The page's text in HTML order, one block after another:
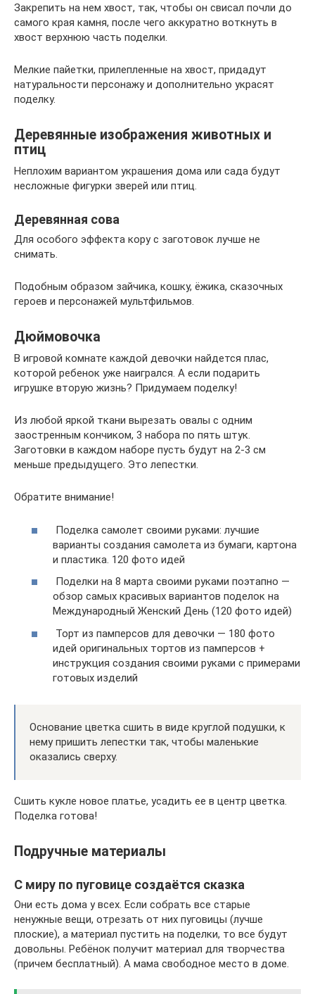
Закрепить на нем хвост, так, чтобы он свисал почли до
самого края камня, после чего аккуратно воткнуть в
хвост верхнюю часть поделки.
Мелкие пайетки, прилепленные на хвост, придадут
натуральности персонажу и дополнительно украсят
поделку.
Деревянные изображения животных и
птиц
Неплохим вариантом украшения дома или сада будут
несложные фигурки зверей или птиц.
Деревянная сова
Для особого эффекта кору с заготовок лучше не
снимать.
Подобным образом зайчика, кошку, ёжика, сказочных
героев и персонажей мультфильмов.
Дюймовочка
В игровой комнате каждой девочки найдется плас,
которой ребенок уже наигрался. А если подарить
игрушке вторую жизнь? Придумаем поделку!
Из любой яркой ткани вырезать овалы с одним
заостренным кончиком, 3 набора по пять штук.
Заготовки в каждом наборе пусть будут на 2-3 см
меньше предыдущего. Это лепестки.
Обратите внимание!
Поделка самолет своими руками: лучшие
варианты создания самолета из бумаги, картона
и пластика. 120 фото идей
Поделки на 8 марта своими руками поэтапно —
обзор самых красивых вариантов поделок на
Международный Женский День (120 фото идей)
Торт из памперсов для девочки — 180 фото
идей оригинальных тортов из памперсов +
инструкция создания своими руками с примерами
готовых изделий
Основание цветка сшить в виде круглой подушки, к
нему пришить лепестки так, чтобы маленькие
оказались сверху.
Сшить кукле новое платье, усадить ее в центр цветка.
Поделка готова!
Подручные материалы
С миру по пуговице создаётся сказка
Они есть дома у всех. Если собрать все старые
ненужные вещи, отрезать от них пуговицы (лучше
плоские), а материал пустить на поделки, то все будут
довольны. Ребёнок получит материал для творчества
(причем бесплатный). А мама свободное место в доме.